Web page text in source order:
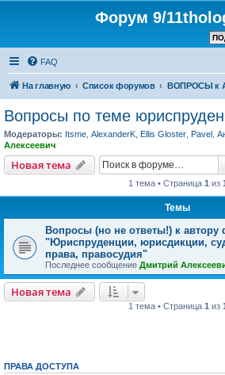
Форум 9/
FAQ
На главную Список форумов
Вопросы по теме
Модераторы: Itsme AlexanderK Ellis Gloster Pavel
Алексеевич
Новая тема
1 тема • Страница 1 из
Темы
Вопросы (но не ответы!) к автору
"Юриспруденции, юрисдикции,
права, правосудия"
Последнее сообщение Дмитрий
Новая тема
1 тема • Страница 1 из
ПРАВА ДОСТУПА